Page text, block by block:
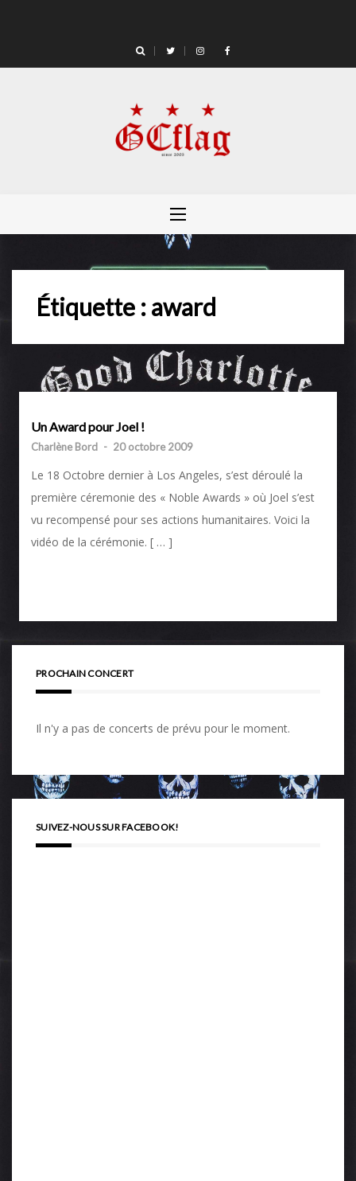
Étiquette :award
Un Award pour Joel !
Charlène Bord - 20 octobre 2009
Le 18 Octobre dernier à Los Angeles, s’est déroulé la
première céremonie des « Noble Awards » où Joel s’est
vu recompensé pour ses actions humanitaires. Voici la
vidéo de la cérémonie. [ … ]
PROCHAIN CONCERT
Il n'y a pas de concerts de prévu pour le moment.
SUIVEZ-NOUS SUR FACEBOOK!